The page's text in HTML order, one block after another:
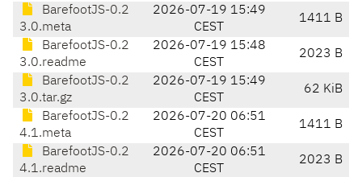
BarefootJS-0.2
3.0.meta
2026-07-19 15:49
CEST
1411 B
BarefootJS-0.2
3.0.readme
2026-07-19 15:48
CEST
2023 B
BarefootJS-0.2
3.0.tar.gz
2026-07-19 15:49
CEST
62 KiB
BarefootJS-0.2
4.1.meta
2026-07-20 06:51
CEST
1411 B
BarefootJS-0.2
4.1.readme
2026-07-20 06:51
CEST
2023 B